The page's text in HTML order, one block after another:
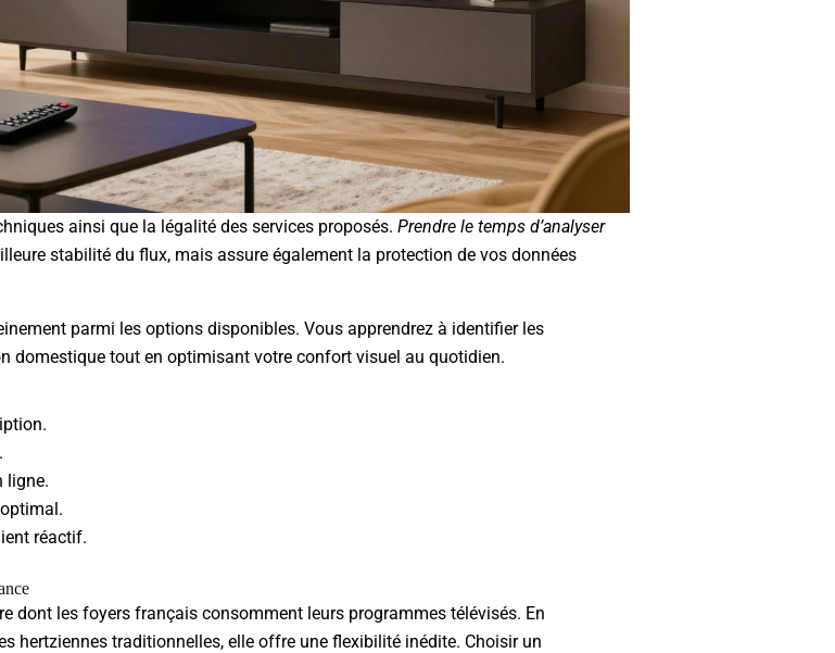
ainsi que la légalité des services proposés. Prendre le temps d’analyser
stabilité du flux, mais assure également la protection de vos données
parmi les options disponibles. Vous apprendrez à identifier les
domestique tout en optimisant votre confort visuel au quotidien.
ligne.
réactif.
dont les foyers français consomment leurs programmes télévisés. En
hertziennes traditionnelles, elle offre une flexibilité inédite. Choisir un